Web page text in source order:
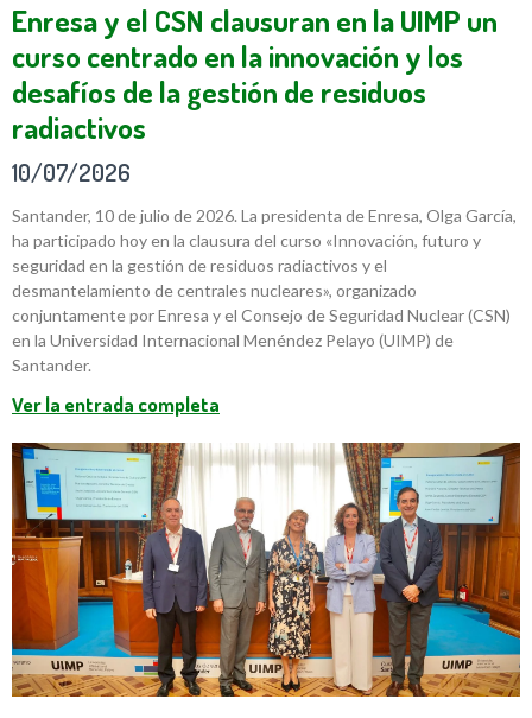
Enresa y el CSN clausuran en la UIMP un
curso centrado en la innovación y los
desafíos de la gestión de residuos
radiactivos
10/07/2026
Santander, 10 de julio de 2026. La presidenta de Enresa, Olga García,
ha participado hoy en la clausura del curso «Innovación, futuro y
seguridad en la gestión de residuos radiactivos y el
desmantelamiento de centrales nucleares», organizado
conjuntamente por Enresa y el Consejo de Seguridad Nuclear (CSN)
en la Universidad Internacional Menéndez Pelayo (UIMP) de
Santander.
Ver la entrada completa